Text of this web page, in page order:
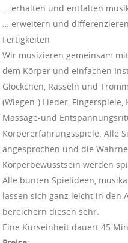
… erhalten und entfalten
… erweitern und
Fertigkeiten
Wir musizieren gemeinsam
dem Körper und einfachen
Glöckchen, Rasseln und
(Wiegen-) Lieder,
Massage-und
Körpererfahrungsspiele. Alle
angesprochen und die
Körperbewusstsein werden
Alle bunten Spielideen,
lassen sich ganz leicht in den
bereichern diesen sehr.
Eine Kurseinheit dauert 45